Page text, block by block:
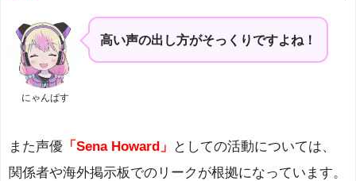
にゃんぱす
高い声の出し方がそっくりですよね！
また声優 「Sena Howard」
としての活動については、
関係者や海外掲示板でのリークが根拠になっています。